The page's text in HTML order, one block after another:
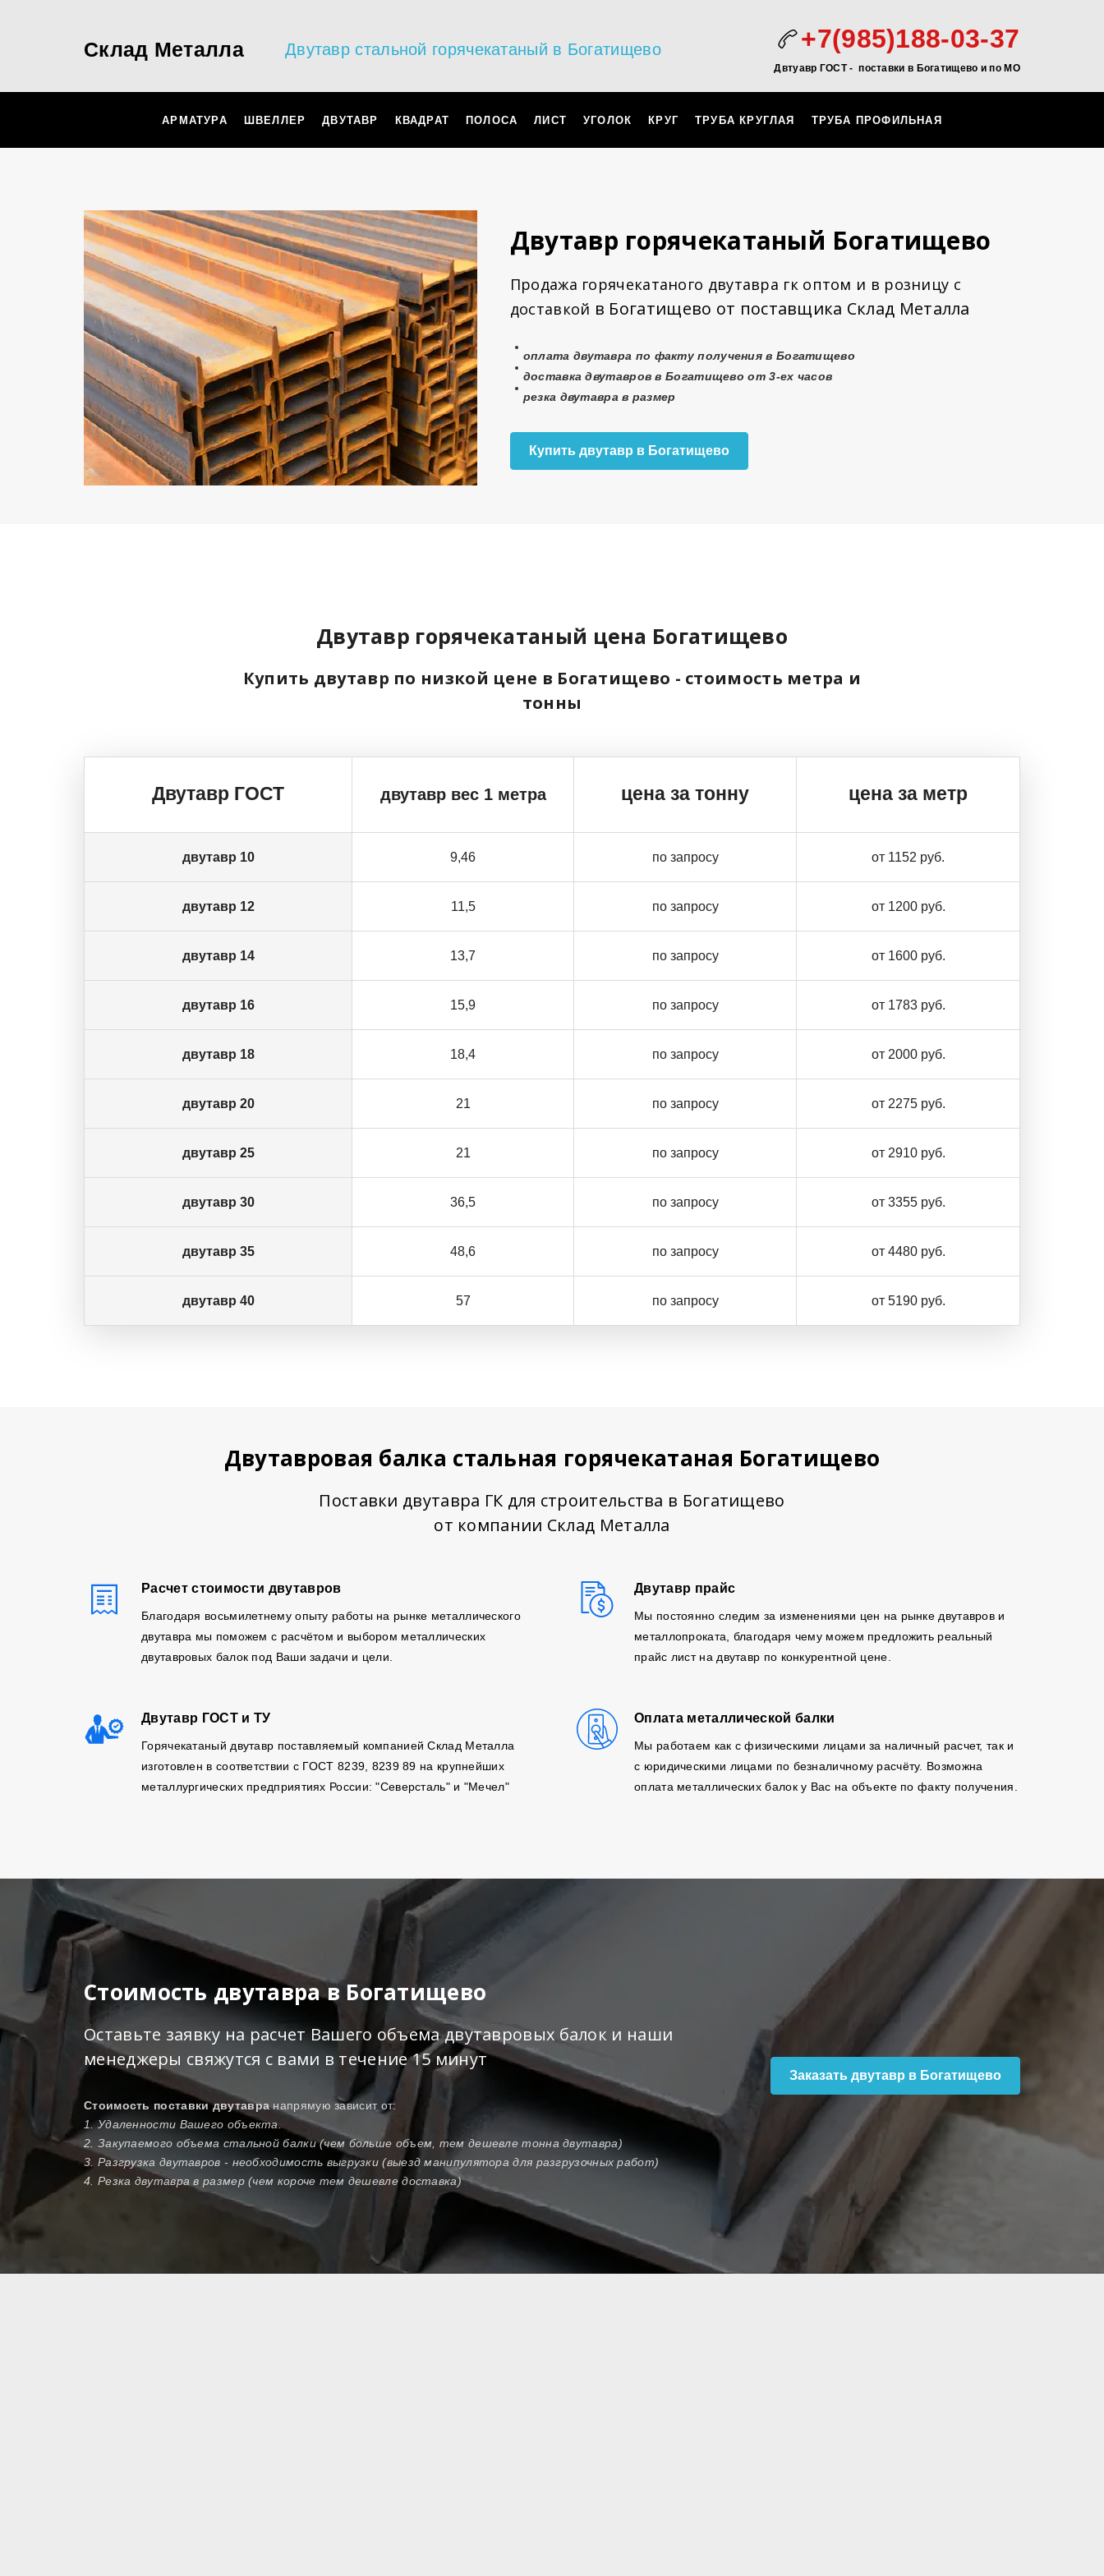
Склад Металла Двутавр стальной горячекатаный в Богатищево +7(985)188-03-37
Двтуавр ГОСТ -поставки в Богатищево и по МО
АРМАТУРА ШВЕЛЛЕР ДВУТАВР КВАДРАТ ПОЛОСА ЛИСТ УГОЛОК КРУГ ТРУБА КРУГЛАЯ ТРУБА ПРОФИЛЬНАЯ
Двутавр горячекатаный Богатищево
Продажа горячекатаного двутавра гк оптом и в розницу с
доставкой в Богатищево от поставщика Склад Металла
оплата двутавра по факту получения в Богатищево
доставка двутавров в Богатищево от 3-ех часов
резка двутавра в размер
Купить двутавр в Богатищево
Двутавр горячекатаный цена Богатищево
Купить двутавр по низкой цене в Богатищево - стоимость метра и
тонны
Двутавр ГОСТ двутавр вес 1 метра цена за тонну цена за метр
двутавр 10 9,46 по запросу от 1152 руб.
двутавр 12 11,5 по запросу от 1200 руб.
двутавр 14 13,7 по запросу от 1600 руб.
двутавр 16 15,9 по запросу от 1783 руб.
двутавр 18 18,4 по запросу от 2000 руб.
двутавр 20 21 по запросу от 2275 руб.
двутавр 25 21 по запросу от 2910 руб.
двутавр 30 36,5 по запросу от 3355 руб.
двутавр 35 48,6 по запросу от 4480 руб.
двутавр 40 57 по запросу от 5190 руб.
Двутавровая балка стальная горячекатаная Богатищево
Поставки двутавра ГК для строительства в Богатищево
от компании Склад Металла
Расчет стоимости двутавров
Благодаря восьмилетнему опыту работы на рынке металлического
двутавра мы поможем с расчётом и выбором металлических
двутавровых балок под Ваши задачи и цели.
Двутавр прайс
Мы постоянно следим за изменениями цен на рынке двутавров и
металлопроката, благодаря чему можем предложить реальный
прайс лист на двутавр по конкурентной цене.
Двутавр ГОСТ и ТУ
Горячекатаный двутавр поставляемый компанией Склад Металла
изготовлен в соответствии с ГОСТ 8239, 8239 89 на крупнейших
металлургических предприятиях России: "Северсталь" и "Мечел"
Оплата металлической балки
Мы работаем как с физическими лицами за наличный расчет, так и
с юридическими лицами по безналичному расчёту. Возможна
оплата металлических балок у Вас на объекте по факту получения.
Стоимость двутавра в Богатищево
Оставьте заявку на расчет Вашего объема двутавровых балок и наши
менеджеры свяжутся с вами в течение 15 минут
Стоимость поставки двутавранапрямую зависит от:
1. Удаленности Вашего объекта.
2. Закупаемого объема стальной балки (чем больше объем, тем дешевле тонна двутавра)
3. Разгрузка двутавров - необходимость выгрузки (выезд манипулятора для разгрузочных работ)
4. Резка двутавра в размер (чем короче тем дешевле доставка)
Заказать двутавр в Богатищево